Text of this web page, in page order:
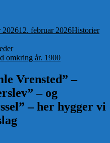
202612. februar 2026Historier
omkring år. 1900
Vrensted” –
– og
– her hygger vi